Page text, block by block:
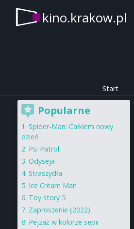
kino.krakow.pl
Start
Popularne
Spider-Man: Całkiem nowy
dzień
Psi Patrol
Odyseja
Straszydła
Ice Cream Man
Toy story 5
Zaproszenie (2022)
Pejzaż w kolorze sepii